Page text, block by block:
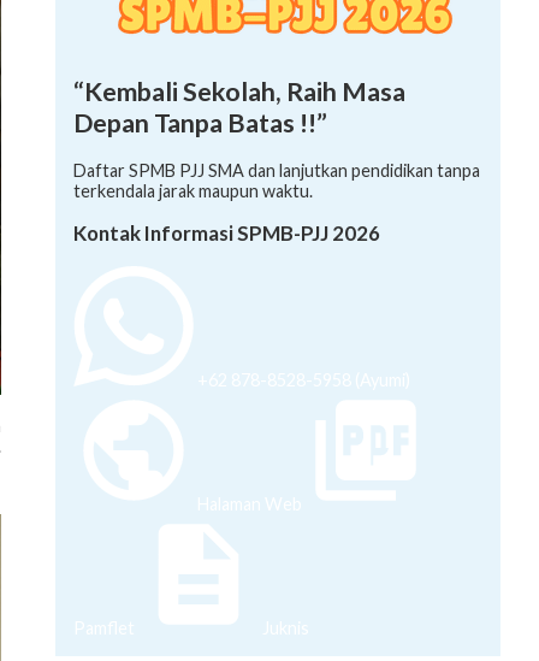
“Kembali Sekolah, Raih Masa
Depan Tanpa Batas !!”
Daftar SPMB PJJ SMA dan lanjutkan pendidikan tanpa
terkendala jarak maupun waktu.
Kontak Informasi SPMB-PJJ 2026
+62 878-8528-5958 (Ayumi)
Halaman Web
Pamflet Juknis